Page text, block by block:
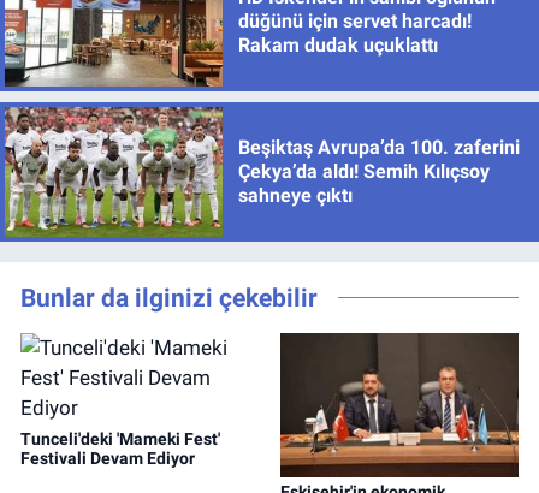
düğünü için servet harcadı!
Rakam dudak uçuklattı
Beşiktaş Avrupa’da 100. zaferini
Çekya’da aldı! Semih Kılıçsoy
sahneye çıktı
Bunlar da ilginizi çekebilir
Tunceli'deki 'Mameki Fest'
Festivali Devam Ediyor